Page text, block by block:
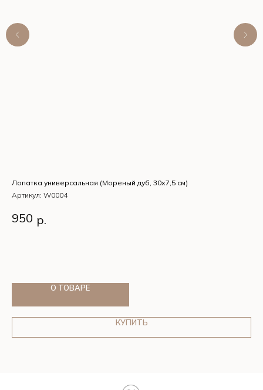
Лопатка универсальная (Мореный дуб, 30х7,5 см)
Артикул: W0004
Лопатка универсальная (Мореный дуб, 30х7,5 см)
950 р.
О ТОВАРЕ
КУПИТЬ